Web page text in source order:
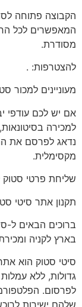
הקבוצה פתוחה
המאפשרים לכל
מסודרת.
להצטרפות: .
מעוניינים למכור
אם יש לכם עודפי
למכירה בסיטונאות
נדאג לפרסם את
מקסימלית.
שליחת פרטי סטוק
תקנון אתר סיטי
ברוכים הבאים ל-
בארץ לקניה
סיטי סטוק הוא
לפרסום.